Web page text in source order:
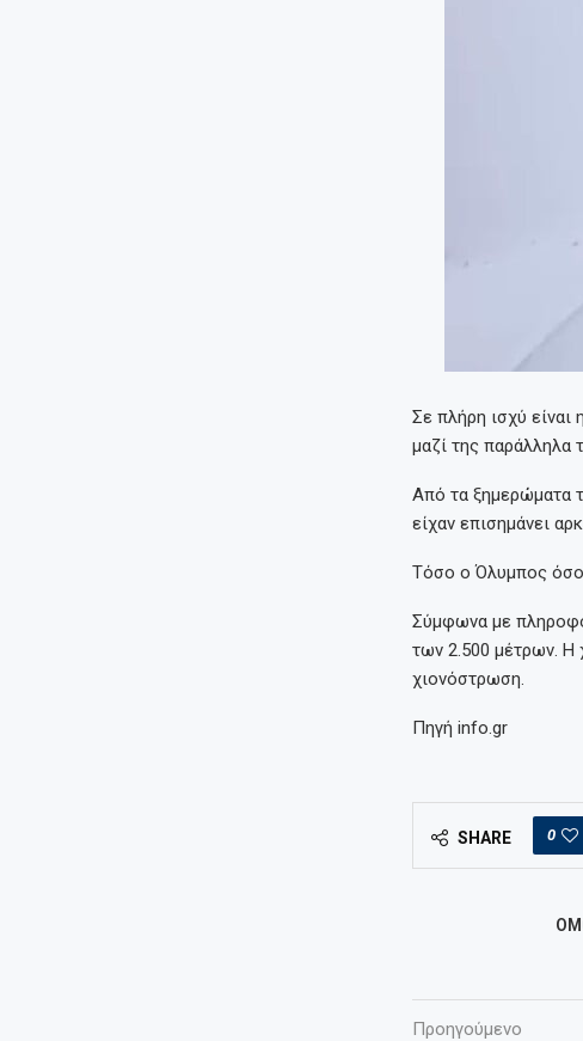
Σε πλήρη ισχύ είναι
μαζί της παράλληλα
Από τα ξημερώματα
είχαν επισημάνει
Τόσο ο Όλυμπος όσο
Σύμφωνα με
των 2.500 μέτρων. Η
χιονόστρωση.
Πηγή info.gr
SHARE 0
Προηγούμενο